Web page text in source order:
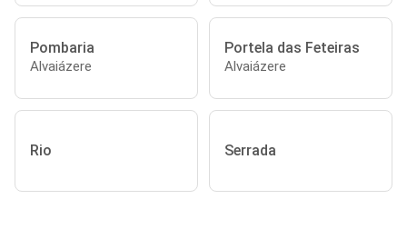
Pombaria
Alvaiázere
Portela das Feteiras
Alvaiázere
Rio Serrada